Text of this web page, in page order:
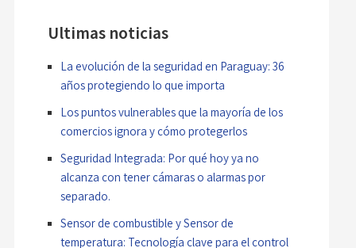
Ultimas noticias
La evolución de la seguridad en Paraguay: 36
años protegiendo lo que importa
Los puntos vulnerables que la mayoría de los
comercios ignora y cómo protegerlos
Seguridad Integrada: Por qué hoy ya no
alcanza con tener cámaras o alarmas por
separado.
Sensor de combustible y Sensor de
temperatura: Tecnología clave para el control